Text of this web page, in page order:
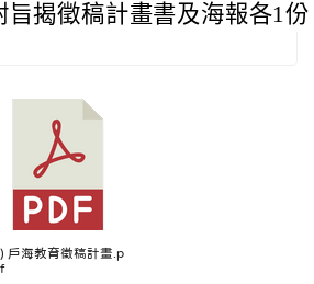
旨揭徵稿計畫書及海報各1
戶海教育徵稿計畫.p